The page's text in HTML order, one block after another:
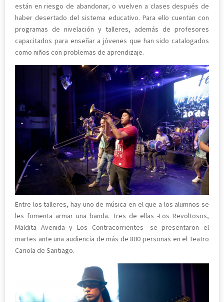
están en riesgo de abandonar, o vuelven a clases después de
haber desertado del sistema educativo. Para ello cuentan con
programas de nivelación y talleres, además de profesores
capacitados para enseñar a jóvenes que han sido catalogados
como niños con problemas de aprendizaje.
Entre los talleres, hay uno de música en el que a los alumnos se
les fomenta armar una banda. Tres de ellas -Los Revoltosos,
Maldita Avenida y Los Contracorrientes- se presentaron el
martes ante una audiencia de más de 800 personas en el Teatro
Cariola de Santiago.